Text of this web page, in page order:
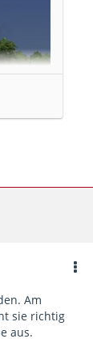
nach
mir in
Am
sie richtig
aus.